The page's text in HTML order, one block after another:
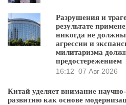
Разрушения и
результате
никогда не
агрессии и
милитаризма
предостережением
16:12 07 Авг 2026
Китай уделяет внимание
развитию как основе